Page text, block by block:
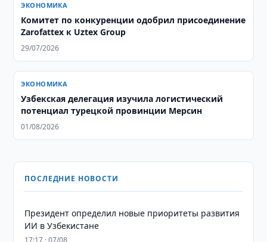
ЭКОНОМИКА
Комитет по конкуренции одобрил присоединение
Zarofattex к Uztex Group
29/07/2026
ЭКОНОМИКА
Узбекская делегация изучила логистический
потенциал турецкой провинции Мерсин
01/08/2026
ПОСЛЕДНИЕ НОВОСТИ
Президент определил новые приоритеты развития
ИИ в Узбекистане
17:17 · 07/08